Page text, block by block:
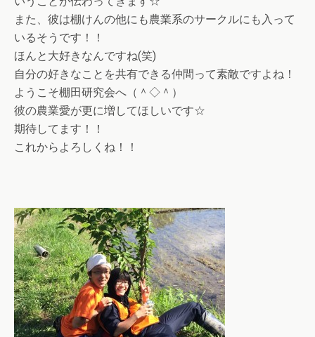
また、彼は棚けんの他にも農業系のサークルにも入って
いるそうです！！
ほんと大好きなんですね(笑)
自分の好きなことを共有できる仲間って素敵ですよね！
ようこそ棚田研究会へ（＾◇＾）
彼の農業愛が更に増してほしいです☆
期待してます！！
これからよろしくね！！